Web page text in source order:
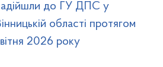
до ГУ ДПС у
області протягом
2026 року